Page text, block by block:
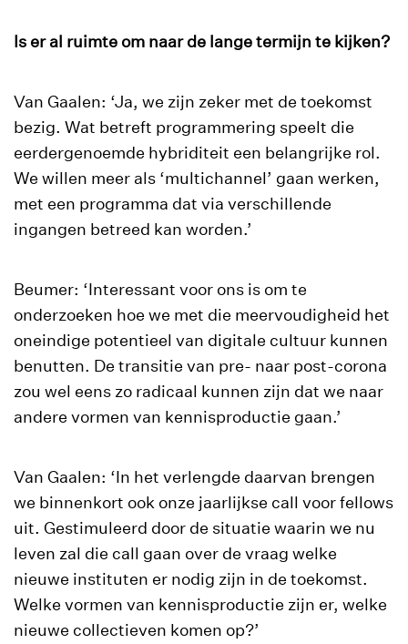
Is er al ruimte om naar de lange termijn te kijken?
Van Gaalen: ‘Ja, we zijn zeker met de toekomst
bezig. Wat betreft programmering speelt die
eerdergenoemde hybriditeit een belangrijke rol.
We willen meer als ‘multichannel’ gaan werken,
met een programma dat via verschillende
ingangen betreed kan worden.’
Beumer: ‘Interessant voor ons is om te
onderzoeken hoe we met die meervoudigheid het
oneindige potentieel van digitale cultuur kunnen
benutten. De transitie van pre- naar post-corona
zou wel eens zo radicaal kunnen zijn dat we naar
andere vormen van kennisproductie gaan.’
Van Gaalen: ‘In het verlengde daarvan brengen
we binnenkort ook onze jaarlijkse call voor fellows
uit. Gestimuleerd door de situatie waarin we nu
leven zal die call gaan over de vraag welke
nieuwe instituten er nodig zijn in de toekomst.
Welke vormen van kennisproductie zijn er, welke
nieuwe collectieven komen op?’